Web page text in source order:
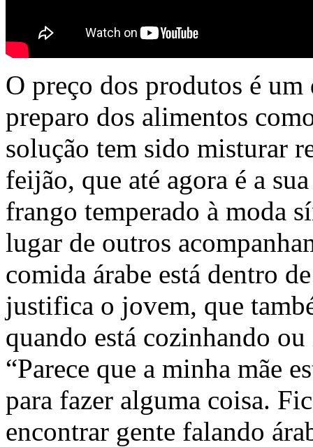
O preço dos produtos é
preparo dos alimentos
solução tem sido misturar
feijão, que até agora é a
frango temperado à moda
lugar de outros
comida árabe está dentro
justifica o jovem, que
quando está cozinhando
“Parece que a minha mãe
para fazer alguma coisa.
encontrar gente falando